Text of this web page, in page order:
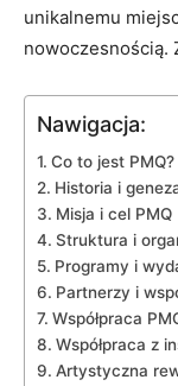
unikalnemu
nowoczesnością.
Nawigacja:
Co to‌ jest PMQ?
Historia ⁢i
Misja i cel PMQ
Struktura i
Programy i
Partnerzy i
Współpraca
Współpraca z
Artystyczna